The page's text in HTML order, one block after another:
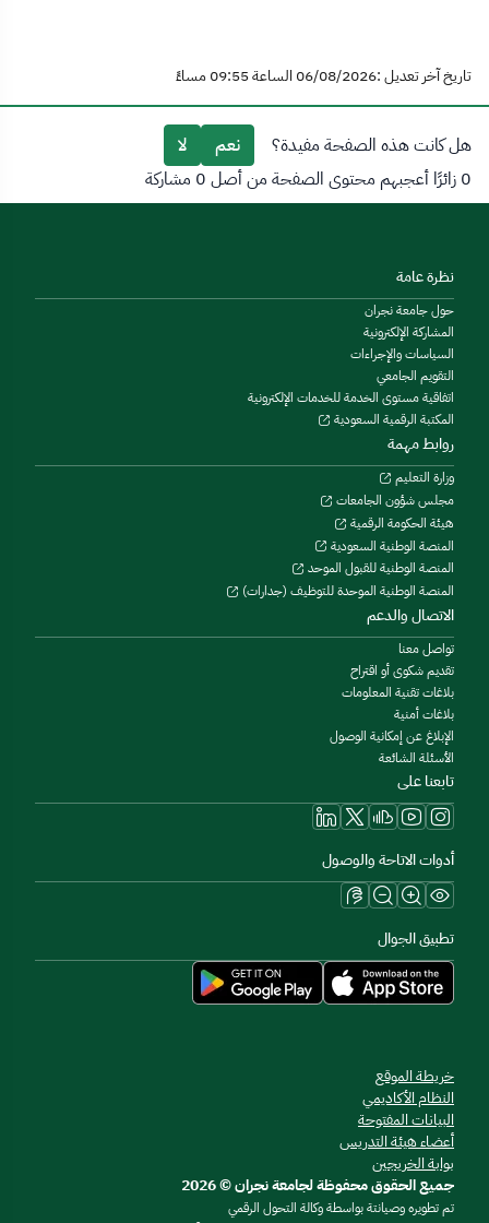
تاريخ آخر تعديل :06/08/2026 الساعة 09:55 مساءً
هل كانت هذه الصفحة مفيدة؟ نعم
لا
0 زائرًا أعجبهم محتوى الصفحة من أصل 0 مشاركة
نظرة عامة
حول جامعة نجران
المشاركة الإلكترونية
السياسات والإجراءات
التقويم الجامعي
اتفاقية مستوى الخدمة للخدمات الإلكترونية
المكتبة الرقمية السعودية
روابط مهمة
وزارة التعليم
مجلس شؤون الجامعات
هيئة الحكومة الرقمية
المنصة الوطنية السعودية
المنصة الوطنية للقبول الموحد
المنصة الوطنية الموحدة للتوظيف (جدارات)
الاتصال والدعم
تواصل معنا
تقديم شكوى أو اقتراح
بلاغات تقنية المعلومات
بلاغات أمنية
الإبلاغ عن إمكانية الوصول
الأسئلة الشائعة
تابعنا على
أدوات الاتاحة والوصول
تطبيق الجوال
خريطة الموقع
النظام الأكاديمي
البيانات المفتوحة
أعضاء هيئة التدريس
بوابة الخريجين
جميع الحقوق محفوظة لجامعة نجران © 2026
تم تطويره وصيانتة بواسطة وكالة التحول الرقمي